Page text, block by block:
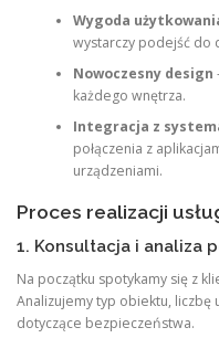
Wygoda
wystarczy podejść do
Nowoczesny design
każdego wnętrza.
Integracja z
połączenia z
urządzeniami.
Proces realizacji
1. Konsultacja i analiza
Na początku spotykamy się z
Analizujemy typ obiektu, liczbę
dotyczące bezpieczeństwa.